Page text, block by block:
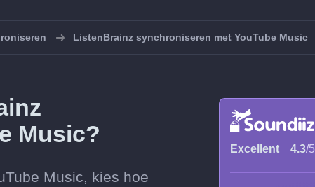
ListenBrainz synchroniseren met YouTube Music
Music?
Music, kies hoe
Excellent 4.3/5